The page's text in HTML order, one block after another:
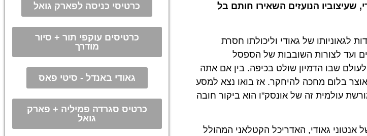
שעיצוביו הנועזים השאירו חותם בל
של גאודי וליכולתו חסרת
ועד לצורות השובבות של הספסל
שבו הדמיון שולט בכיפה. בין אם אתה
בלום מחכה להיחקר. אז בואו נצא למסע
עולמית זה של אונסק"ו הוא ביקור חובה
אנטוני גאודי, האדריכל הקטלאני המהולל
כרטיסי כניסה לפארק גואל
כרטיסים עוקפי תור + סיור
מודרך
גאודי באנדל - סיטי פאס
כרטיס סגרדה פמיליה + פארק
גואל